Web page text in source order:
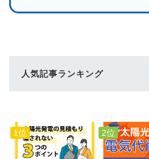
人気記事ランキング
1位 2位